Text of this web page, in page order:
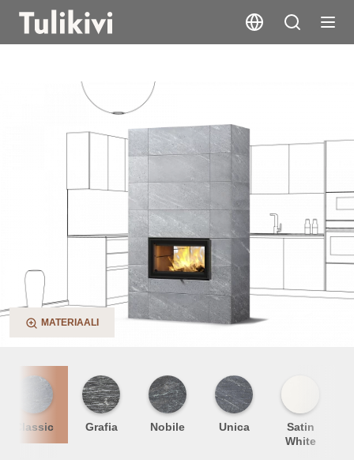
Saramo 2D
MATERIAALI
Classic Grafia Nobile Unica
Satin
White